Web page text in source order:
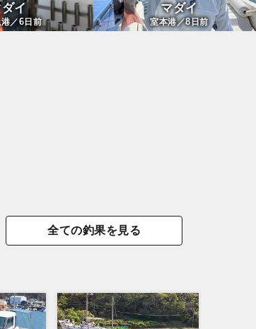
イ
／6日前
マダイ
室本港／8日前
全ての釣果を見る